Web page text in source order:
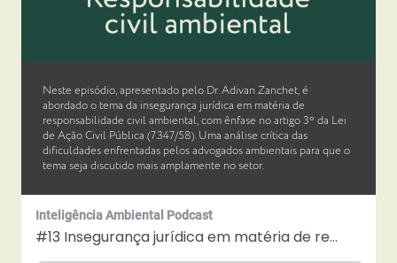
Neste episódio, apresentado pelo Dr. Adivan Zanchet, é
abordado o tema da insegurança jurídica em matéria de
responsabilidade civil ambiental, com ênfase no artigo 3º da Lei
de Ação Civil Pública (7.347/58). Uma análise crítica das
dificuldades enfrentadas pelos advogados ambientais para que o
tema seja discutido mais amplamente no setor.
Inteligência Ambiental Podcast
#13 Insegurança jurídica em matéria de responsabilidade civil ambiental